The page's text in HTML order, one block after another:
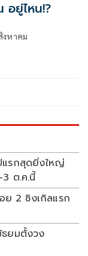
ยู่ไหน!?
งหาคม
รกสุดยิ่งใหญ่
3 ต.ค.นี้
2 ซิงเกิลแรก
ธยมตั้งวง